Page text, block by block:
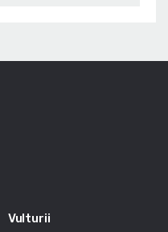
Vulturii